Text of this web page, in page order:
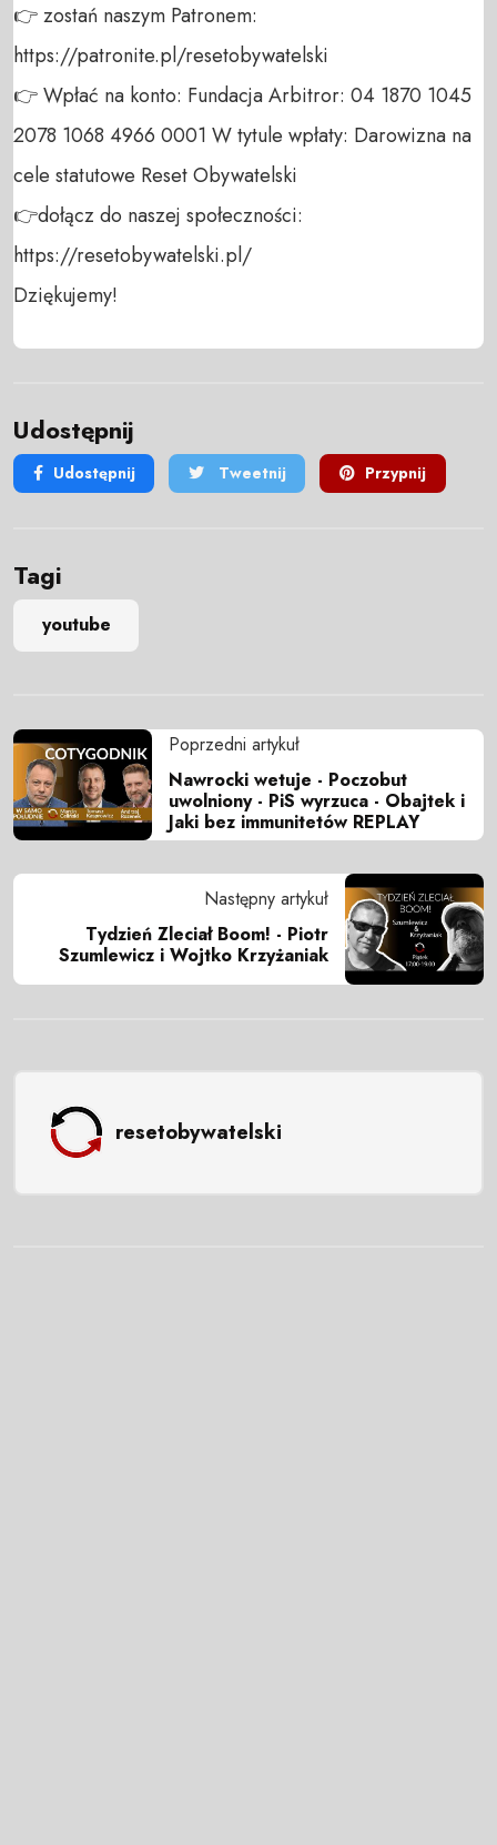
👉 zostań naszym Patronem:
https://patronite.pl/resetobywatelski
👉 Wpłać na konto: Fundacja Arbitror: 04 1870 1045
2078 1068 4966 0001 W tytule wpłaty: Darowizna na
cele statutowe Reset Obywatelski
👉dołącz do naszej społeczności:
https://resetobywatelski.pl/
Dziękujemy!
Udostępnij
Udostępnij Tweetnij Przypnij
Tagi
youtube
Poprzedni artykuł
Nawrocki wetuje - Poczobut
uwolniony - PiS wyrzuca - Obajtek i
Jaki bez immunitetów REPLAY
Następny artykuł
Tydzień Zleciał Boom! - Piotr
Szumlewicz i Wojtko Krzyżaniak
resetobywatelski